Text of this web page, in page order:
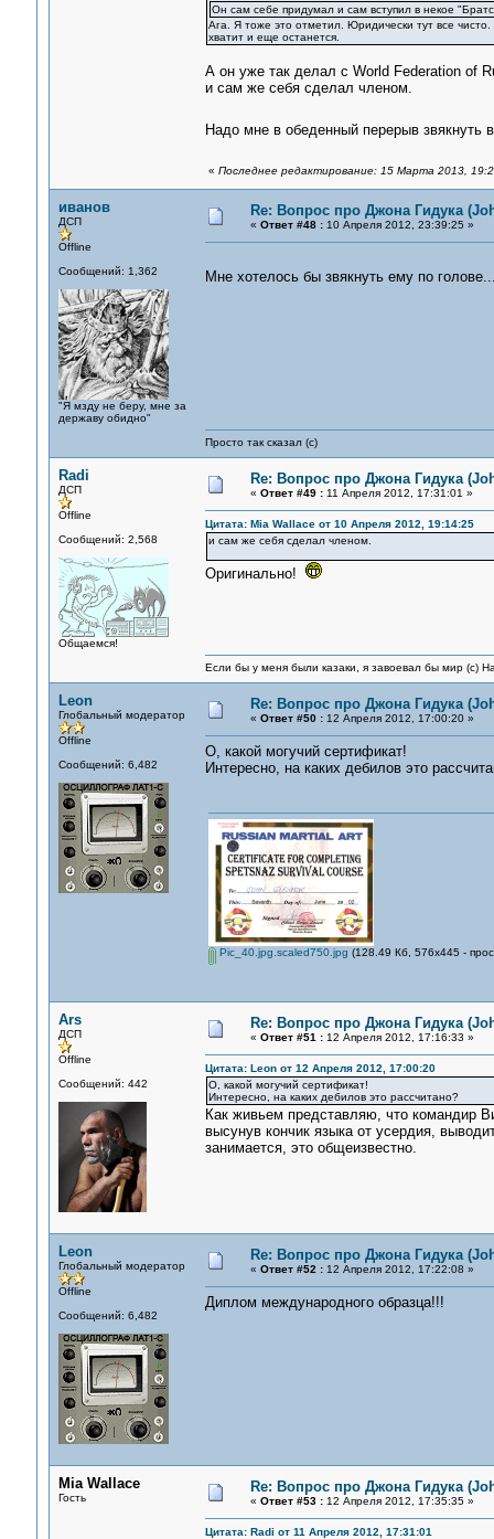
Он сам себе придумал и сам вступил в некое
Ага. Я тоже это отметил. Юридически тут все
хватит и еще останется.
А он уже так делал c World Federation of
и сам же себя сделал членом.
Надо мне в обеденный перерыв звякнуть
« Последнее редактирование: 15 Марта 2013,
иванов
ДСП
Offline
Сообщений: 1,362
"Я мзду не беру, мне за
державу обидно"
Re: Вопрос про Джона Гидука
« Ответ #48 :10 Апреля 2012, 23:39:25 »
Мне хотелось бы звякнуть ему по
Просто так сказал (с)
Radi
ДСП
Offline
Сообщений: 2,568
Общаемся!
Re: Вопрос про Джона Гидука
« Ответ #49 :11 Апреля 2012, 17:31:01 »
Цитата: Mia Wallace от 10 Апреля 2012, 19:14:25
и сам же себя сделал членом.
Оригинально!
Если бы у меня были казаки, я завоевал бы мир (с)
Leon
Глобальный модератор
Offline
Сообщений: 6,482
Re: Вопрос про Джона Гидука
« Ответ #50 :12 Апреля 2012, 17:00:20 »
О, какой могучий сертификат!
Интересно, на каких дебилов это
Pic_40.jpg.scaled750.jpg (128.49 Кб, 576x445 -
Ars
ДСП
Offline
Сообщений: 442
Re: Вопрос про Джона Гидука
« Ответ #51 :12 Апреля 2012, 17:16:33 »
Цитата: Leon от 12 Апреля 2012, 17:00:20
О, какой могучий сертификат!
Интересно, на каких дебилов это рассчитано?
Как живьем представляю, что командир
высунув кончик языка от усердия,
занимается, это общеизвестно.
Leon
Глобальный модератор
Offline
Сообщений: 6,482
Re: Вопрос про Джона Гидука
« Ответ #52 :12 Апреля 2012, 17:22:08 »
Диплом международного образца!!!
Mia Wallace
Гость
Re: Вопрос про Джона Гидука
« Ответ #53 :12 Апреля 2012, 17:35:35 »
Цитата: Radi от 11 Апреля 2012, 17:31:01